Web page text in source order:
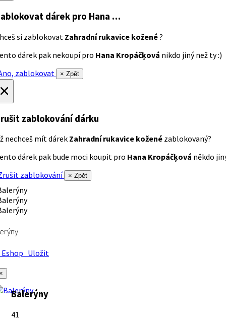
dárek pro Hana …
si zablokovat Zahradní rukavice kožené?
dárek pak nekoupí pro Hana Kropáčķová nikdo jiný než ty :)
zablokovat
× Zpět
zablokování dárku
nechceš mít dárek Zahradní rukavice kožené zablokovaný?
dárek pak bude moci koupit pro Hana Kropáčķová někdo
zablokování
× Zpět
Uložit
Balerýny
41